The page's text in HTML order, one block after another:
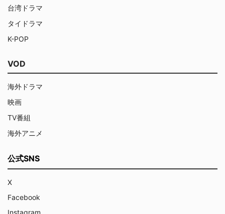
台湾ドラマ
タイドラマ
K-POP
VOD
海外ドラマ
映画
TV番組
海外アニメ
公式SNS
X
Facebook
Instagram